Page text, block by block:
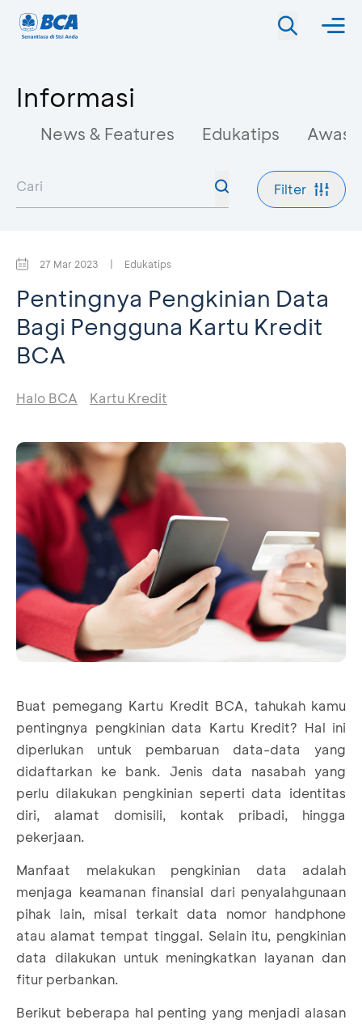
Informasi
News & Features Edukatips Awas
Filter
27 Mar 2023 | Edukatips
Pentingnya Pengkinian Data
Bagi Pengguna Kartu Kredit
BCA
Halo BCA Kartu Kredit
Buat pemegang Kartu Kredit BCA, tahukah kamu
pentingnya pengkinian data Kartu Kredit? Hal ini
diperlukan untuk pembaruan data-data yang
didaftarkan ke bank. Jenis data nasabah yang
perlu dilakukan pengkinian seperti data identitas
diri, alamat domisili, kontak pribadi, hingga
pekerjaan.
Manfaat melakukan pengkinian data adalah
menjaga keamanan finansial dari penyalahgunaan
pihak lain, misal terkait data nomor handphone
atau alamat tempat tinggal. Selain itu, pengkinian
data dilakukan untuk meningkatkan layanan dan
fitur perbankan.
Berikut beberapa hal penting yang menjadi alasan